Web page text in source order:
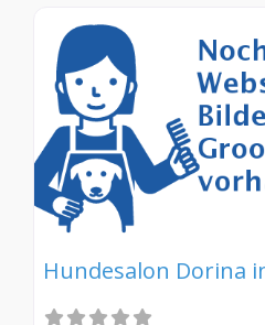
Hundesalon Dorina